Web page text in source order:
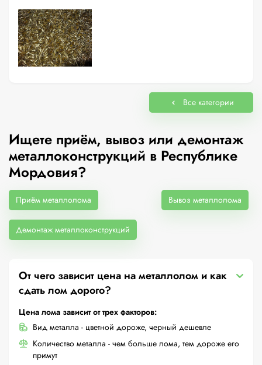
Все категории
Ищете приём, вывоз или демонтаж
металлоконструкций в Республике
Мордовия?
Приём металлолома Вывоз металлолома
Демонтаж металлоконструкций
От чего зависит цена на металлолом и как
сдать лом дорого?
Цена лома зависит от трех факторов:
Вид металла - цветной дороже, черный дешевле
Количество металла - чем больше лома, тем дороже его
примут